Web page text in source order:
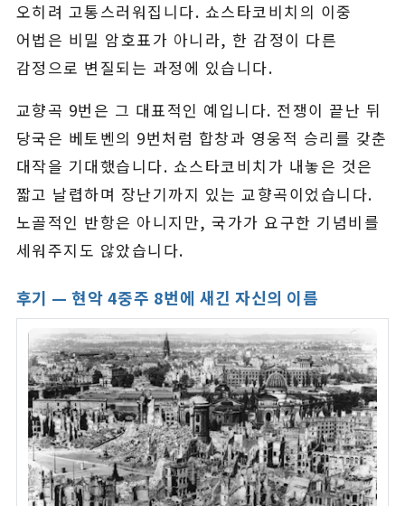
오히려 고통스러워집니다. 쇼스타코비치의 이중
어법은 비밀 암호표가 아니라, 한 감정이 다른
감정으로 변질되는 과정에 있습니다.
교향곡 9번은 그 대표적인 예입니다. 전쟁이 끝난 뒤
당국은 베토벤의 9번처럼 합창과 영웅적 승리를 갖춘
대작을 기대했습니다. 쇼스타코비치가 내놓은 것은
짧고 날렵하며 장난기까지 있는 교향곡이었습니다.
노골적인 반항은 아니지만, 국가가 요구한 기념비를
세워주지도 않았습니다.
후기 — 현악 4중주 8번에 새긴 자신의 이름